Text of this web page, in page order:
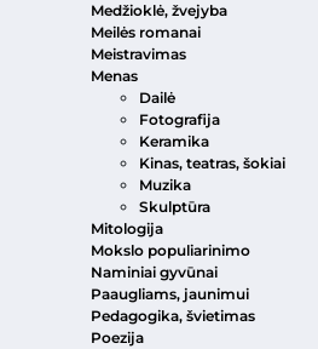
Medžioklė, žvejyba
Meilės romanai
Meistravimas
Menas
Dailė
Fotografija
Keramika
Kinas, teatras, šokiai
Muzika
Skulptūra
Mitologija
Mokslo populiarinimo
Naminiai gyvūnai
Paaugliams, jaunimui
Pedagogika, švietimas
Poezija